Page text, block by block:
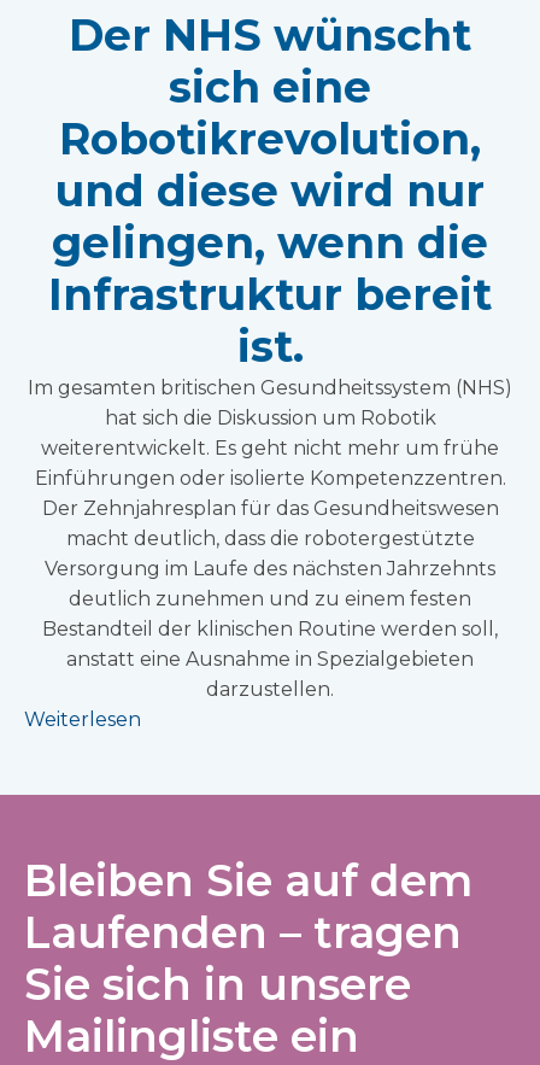
Der NHS wünscht
sich eine
Robotikrevolution,
und diese wird nur
gelingen, wenn die
Infrastruktur bereit
ist.
Im gesamten britischen Gesundheitssystem (NHS)
hat sich die Diskussion um Robotik
weiterentwickelt. Es geht nicht mehr um frühe
Einführungen oder isolierte Kompetenzzentren.
Der Zehnjahresplan für das Gesundheitswesen
macht deutlich, dass die robotergestützte
Versorgung im Laufe des nächsten Jahrzehnts
deutlich zunehmen und zu einem festen
Bestandteil der klinischen Routine werden soll,
anstatt eine Ausnahme in Spezialgebieten
darzustellen.
Weiterlesen
Bleiben Sie auf dem
Laufenden – tragen
Sie sich in unsere
Mailingliste ein